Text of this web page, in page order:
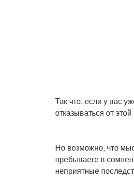
Так что, если у вас
отказываться от
Но возможно, что
пребываете в
неприятные